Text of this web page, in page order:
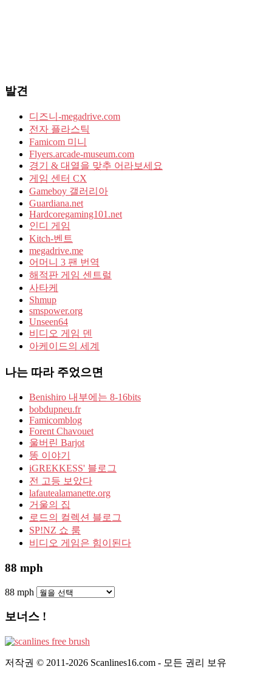
발견
디즈니-megadrive.com
전자 플라스틱
Famicom 미니
Flyers.arcade-museum.com
경기 & 대열을 맞추 어라보세요
게임 센터 CX
Gameboy 갤러리아
Guardiana.net
Hardcoregaming101.net
인디 게임
Kitch-벤트
megadrive.me
어머니 3 팬 번역
해적판 게임 센트럴
사타케
Shmup
smspower.org
Unseen64
비디오 게임 덴
아케이드의 세계
나는 따라 주었으면
Benishiro 내부에는 8-16bits
bobdupneu.fr
Famicomblog
Forent Chavouet
울버린 Barjot
똥 이야기
iGREKKESS' 블로그
전 고등 보았다
lafautealamanette.org
거울의 집
로드의 컬렉션 블로그
SP!NZ 쇼 룸
비디오 게임은 힘이된다
88 mph
88 mph
보너스 !
저작권 © 2011-2026 Scanlines16.com - 모든 권리 보유